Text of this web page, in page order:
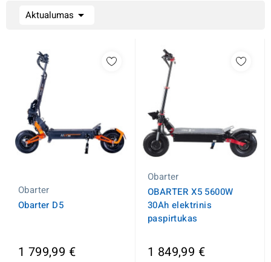
Aktualumas 
Obarter
Obarter D5
1 799,99 €
Obarter
OBARTER X5 5600W
30Ah elektrinis
paspirtukas
1 849,99 €